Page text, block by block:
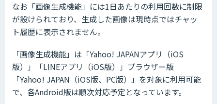
なお「画像生成機能」には1日あたりの利用回数に制限
が設けられており、生成した画像は現時点ではチャッ
ト履歴に表示されません。
「画像生成機能」は「Yahoo! JAPANアプリ（iOS
版）」「LINEアプリ（iOS版）」ブラウザー版
「Yahoo! JAPAN（iOS版、PC版）」を対象に利用可能
で、各Android版は順次対応予定となっています。